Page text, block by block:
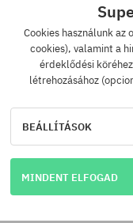
Cookies használunk az
cookies), valamint a
érdeklődési
létrehozásához
BEÁLLÍTÁSOK
MINDENT ELFOGAD